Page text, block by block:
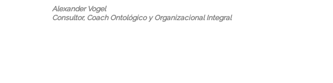
Alexander Vogel
Consultor, Coach Ontológico yOrganizacional Integral